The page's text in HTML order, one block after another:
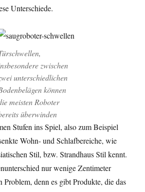
Unterschiede.
zwischen
unterschiedlichen
können
meisten Roboter
überwinden
Stufen ins Spiel, also zum Beispiel
Wohn- und Schlafbereiche, wie
Stil, bzw. Strandhaus Stil kennt.
nur wenige Zentimeter
Problem, denn es gibt Produkte, die das